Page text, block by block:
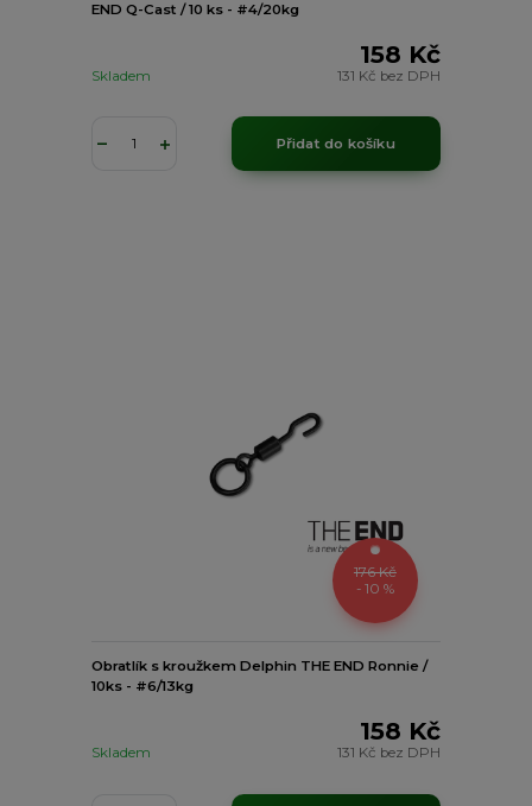
END Q-Cast / 10 ks - #4/20kg
158 Kč
131 Kč bez DPH
Skladem
Přidat do košíku
176 Kč
- 10 %
Obratlík s kroužkem Delphin THE END Ronnie /
10ks - #6/13kg
158 Kč
131 Kč bez DPH
Skladem